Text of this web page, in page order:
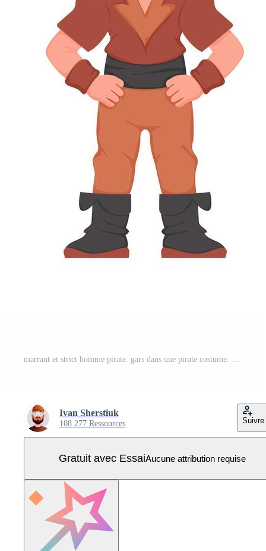
marrant et strict homme pirate. gars dans une pirate costume. dessin animé style Vecteur Pro
Ivan Sherstiuk
108 277 Ressources Suivre
Gratuit avec EssaiAucune attribution requise